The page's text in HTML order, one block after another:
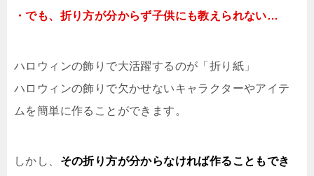
・でも、折り方が分からず子供にも教えられない…
ハロウィンの飾りで大活躍するのが「折り紙」
ハロウィンの飾りで欠かせないキャラクターやアイテ
ムを簡単に作ることができます。
しかし、 その折り方が分からなければ作ることもでき